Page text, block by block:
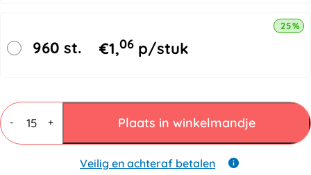
960 st. €1,06 p/stuk
25%
-
Vouwdozen
7
mm
BC
+ Plaats in winkelmandje
Veilig en achteraf betalen